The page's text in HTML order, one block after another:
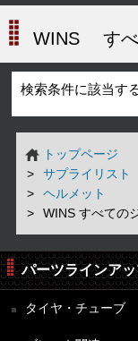
WINS す
検索条件に該当す
トップページ
サプライリスト
ヘルメット
WINS すべての
パーツラインア
タイヤ・チューブ